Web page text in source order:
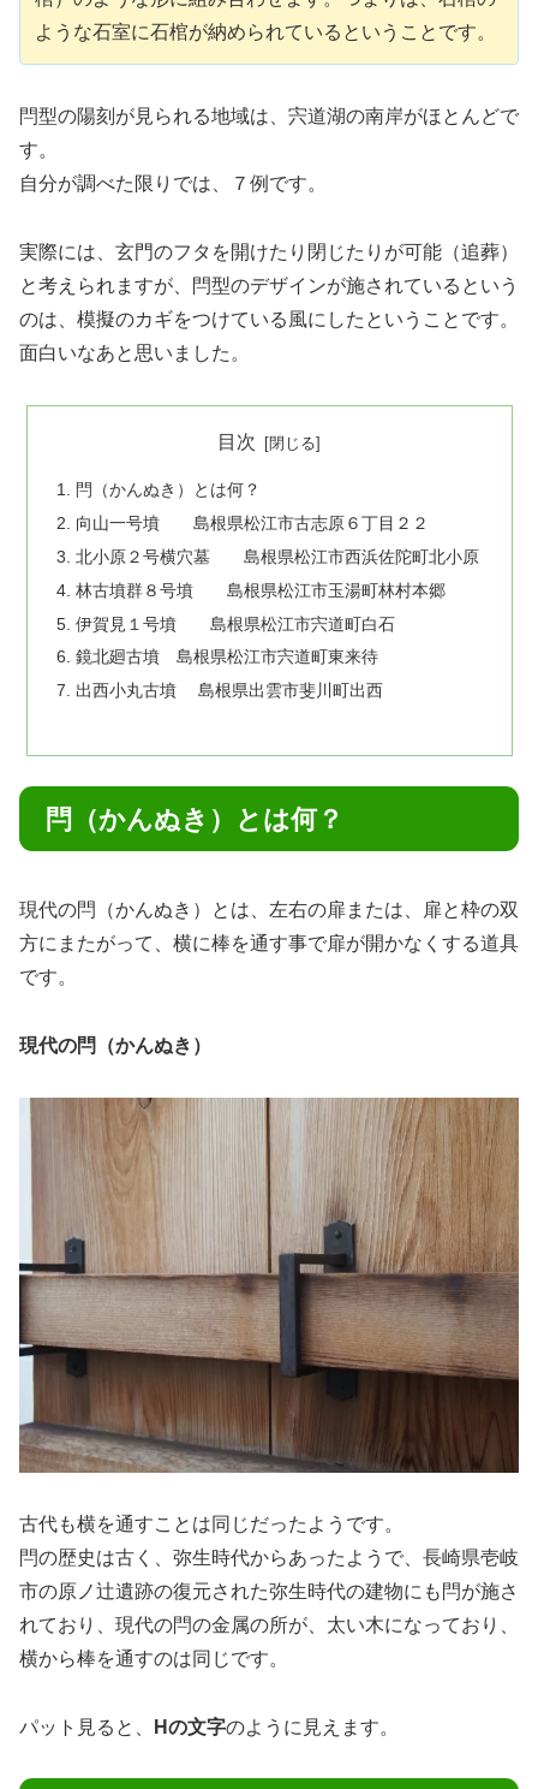
ような石室に石棺が納められているということです。
閂型の陽刻が見られる地域は、宍道湖の南岸がほとんどで
す。
自分が調べた限りでは、７例です。
実際には、玄門のフタを開けたり閉じたりが可能（追葬）
と考えられますが、閂型のデザインが施されているという
のは、模擬のカギをつけている風にしたということです。
面白いなあと思いました。
目次
閂（かんぬき）とは何？
向山一号墳 島根県松江市古志原６丁目２２
北小原２号横穴墓 島根県松江市西浜佐陀町北小原
林古墳群８号墳 島根県松江市玉湯町林村本郷
伊賀見１号墳 島根県松江市宍道町白石
鏡北廻古墳 島根県松江市宍道町東来待
出西小丸古墳 島根県出雲市斐川町出西
閂（かんぬき）とは何？
現代の閂（かんぬき）とは、左右の扉または、扉と枠の双
方にまたがって、横に棒を通す事で扉が開かなくする道具
です。
現代の閂（かんぬき）
古代も横を通すことは同じだったようです。
閂の歴史は古く、弥生時代からあったようで、長崎県壱岐
市の原ノ辻遺跡の復元された弥生時代の建物にも閂が施さ
れており、現代の閂の金属の所が、太い木になっており、
横から棒を通すのは同じです。
パット見ると、 Hの文字のように見えます。